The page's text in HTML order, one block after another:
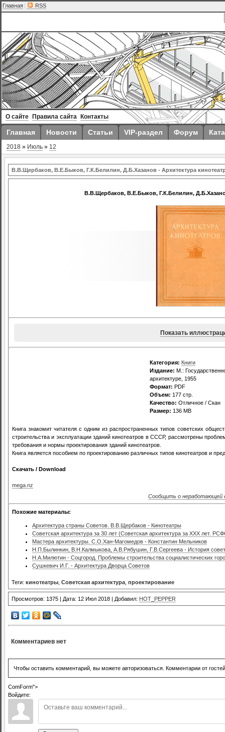
Главная | RSS
О сайте Правила сайта Контакты
Главная Новости Статьи VIP-раздел Форум
2018 » Июль » 12
В.В.Щербаков, В.Е.Быков, Г.К.Белилин, Д.Б.Хазанов - Архитектура
В.В.Щербаков, В.Е.Быков, Г.К.Белилин,
Показать
Категория: Книги
Издание: М.:
архитектуре, 1955
Формат: PDF
Объем: 177 стр.
Качество: Отличное / Скан
Размер: 136 MB
Книга знакомит читателя с одним из распространенных типов советских
строительства и эксплуатации зданий кинотеатров в СССР, рассмотрены
требования и нормы проектирования зданий кинотеатров.
Книга является пособием по проектированию различных типов кинотеатров и
Скачать / Download
mega.nz
Сообщить о неработающей
Похожие материалы:
Архитектура страны Советов. В.В.Щербаков - Кинотеатры
Советская архитектура за 30 лет (Советская архитектура за XXX лет.
Мастера архитектуры. С.О.Хан-Магомедов - Константин Мельников
Н.П.Былинкин, В.Н.Калмыкова, А.В.Рябушин, Г.В.Сергеева - История
Н.А.Милютин - Соцгород. Проблемы строительства социалистических
Сушкевич И.Г. - Архитектура Дворца Советов
Теги: кинотеатры Советская архитектура проектирование
Просмотров: 1375 | Дата: 12 Июл 2018 | Добавил: HOT_PEPPER
Комментариев нет
Чтобы оставить комментарий, вы можете авторизоваться. Комментарии от
ComForm">
Войдите: